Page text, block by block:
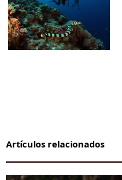
Artículos relacionados